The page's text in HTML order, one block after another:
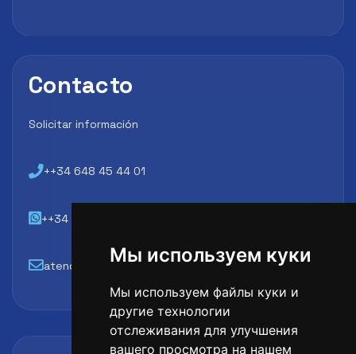
Мы используем куки
Мы используем файлы куки и
другие технологии
отслеживания для улучшения
вашего просмотра на нашем
Contacto
Solicitar información
++34 648 45 44 01
++34 648 45 44 01
atencion@futbollab.com